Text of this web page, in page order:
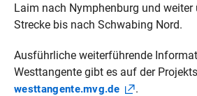
Laim nach Nymphenburg und weiter
Strecke bis nach Schwabing Nord.
Ausführliche weiterführende
Westtangente gibt es auf der
westtangente.mvg.de .